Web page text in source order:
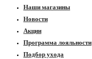
Наши магазины
Новости
Акции
Программа лояльности
Подбор ухода